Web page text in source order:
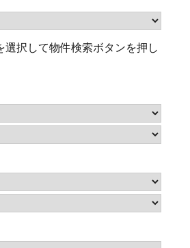
選択して物件検索ボタンを押し